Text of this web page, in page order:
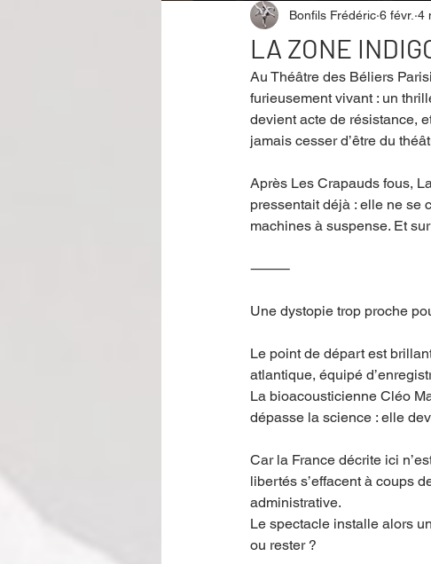
LA ZONE
Bonfils Frédéric 6 févr. 4
Au Théâtre des Béliers
furieusement vivant : un
devient acte de résistance,
jamais cesser d’être du
Après Les Crapauds fous,
pressentait déjà : elle ne se
machines à suspense. Et
⸻
Une dystopie trop proche
Le point de départ est
atlantique, équipé
La bioacousticienne Cléo
dépasse la science : elle
Car la France décrite ici
libertés s’effacent à coups
administrative.
Le spectacle installe alors
ou rester ?